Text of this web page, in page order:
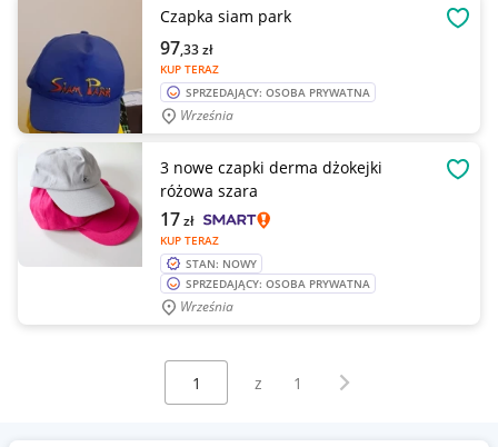
Czapka siam park
KUP TERAZ
97,33zł
SPRZEDAJĄCY: OSOBA PRYWATNA
Września
3 nowe czapki derma dżokejki
różowa szara
KUP TERAZ
17zł
STAN: NOWY
SPRZEDAJĄCY: OSOBA PRYWATNA
Września
Wybierz stronę:
z 1 Następna strona